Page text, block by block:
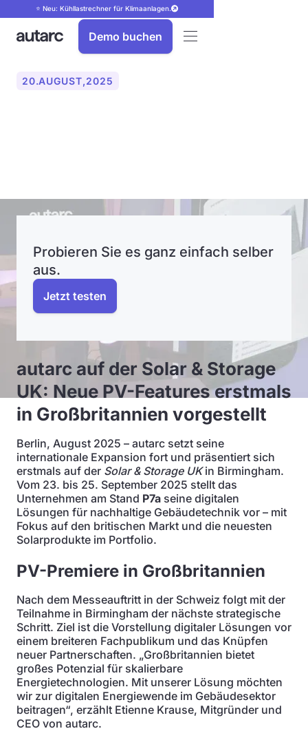
⭐ Neu: Kühllastrechner für Klimaanlagen.
Demo buchen
20.AUGUST,2025
Probieren Sie es ganz einfach selber
aus.
Jetzt testen
autarc auf der Solar & Storage
UK: Neue PV-Features erstmals
in Großbritannien vorgestellt
Berlin, August 2025 – autarc setzt seine
internationale Expansion fort und präsentiert sich
erstmals auf der Solar & Storage UKin Birmingham.
Vom 23. bis 25. September 2025 stellt das
Unternehmen am Stand P7a seine digitalen
Lösungen für nachhaltige Gebäudetechnik vor – mit
Fokus auf den britischen Markt und die neuesten
Solarprodukte im Portfolio.
PV-Premiere in Großbritannien
Nach dem Messeauftritt in der Schweiz folgt mit der
Teilnahme in Birmingham der nächste strategische
Schritt. Ziel ist die Vorstellung digitaler Lösungen vor
einem breiteren Fachpublikum und das Knüpfen
neuer Partnerschaften. „Großbritannien bietet
großes Potenzial für skalierbare
Energietechnologien. Mit unserer Lösung möchten
wir zur digitalen Energiewende im Gebäudesektor
beitragen“, erzählt Etienne Krause, Mitgründer und
CEO von autarc.